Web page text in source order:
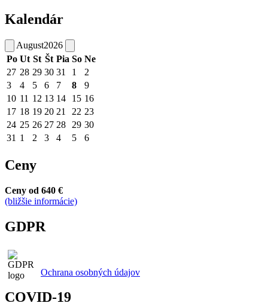
Kalendár
August2026
Po Ut St Št Pia So Ne
27 28 29 30 31 1
2
3
4 5 6 7 8
9
10 11 12 13 14 15 16
17 18 19 20 21 22 23
24 25 26 27 28 29 30
31 1 2 3 4 5 6
Ceny
Ceny od 640 €
(bližšie informácie)
GDPR
Ochrana osobných údajov
COVID-19